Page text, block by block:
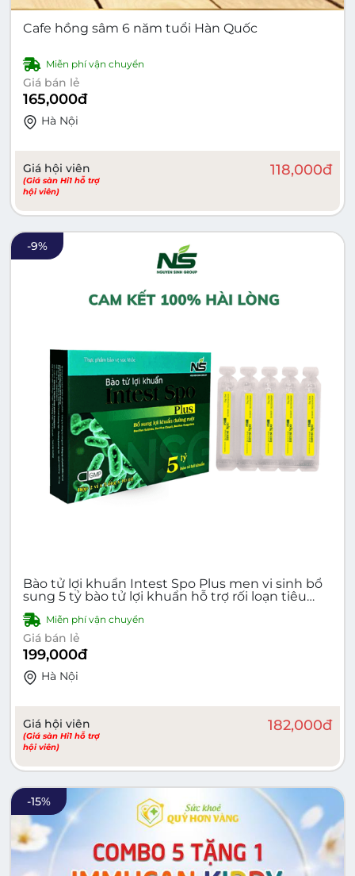
Cafe hồng sâm 6 năm tuổi Hàn Quốc
Miễn phí vận chuyển
Giá bán lẻ
165,000đ
Hà Nội
Giá hội viên
(Giá sàn Hi1 hỗ trợ
hội viên)
118,000đ
-9%
Bào tử lợi khuẩn Intest Spo Plus men vi sinh bổ
sung 5 tỷ bào tử lợi khuẩn hỗ trợ rối loạn tiêu
Miễn phí vận chuyển
Giá bán lẻ
199,000đ
Hà Nội
Giá hội viên
(Giá sàn Hi1 hỗ trợ
hội viên)
182,000đ
-15%